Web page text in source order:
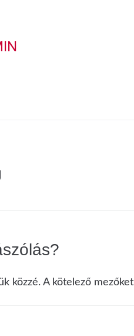
közzé. A kötelező mezőket